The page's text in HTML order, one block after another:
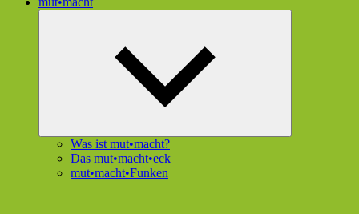
Was ist mut•macht?
Das mut•macht•eck
mut•macht•Funken